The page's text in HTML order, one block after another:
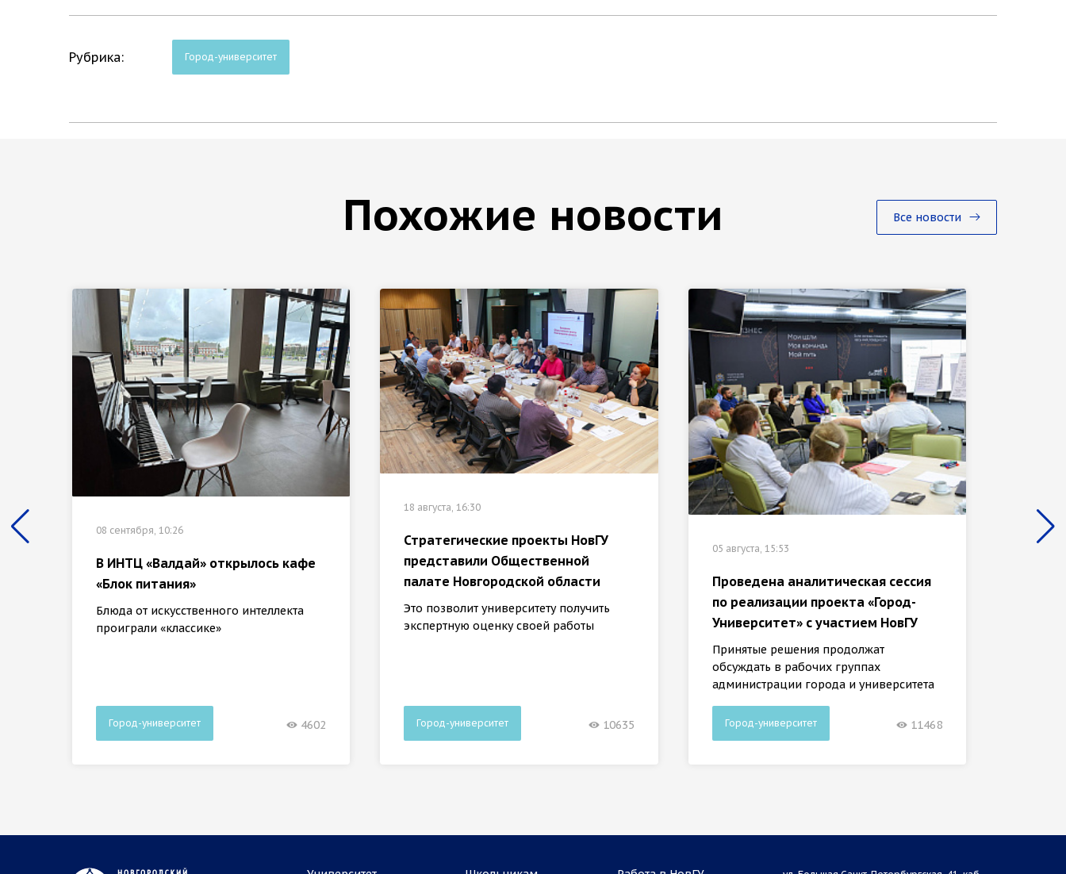
Рубрика: Город-университет
Похожие новости Все новости
08 сентября, 10:26
В ИНТЦ «Валдай» открылось кафе
«Блок питания»
Блюда от искусственного интеллекта
проиграли «классике»
Город-университет 4602
18 августа, 16:30
Стратегические проекты НовГУ
представили Общественной
палате Новгородской области
Это позволит университету получить
экспертную оценку своей работы
Город-университет 10635
05 августа, 15:53
Проведена аналитическая сессия
по реализации проекта «Город-
Университет» с участием НовГУ
Принятые решения продолжат
обсуждать в рабочих группах
администрации города и университета
Город-университет 11468